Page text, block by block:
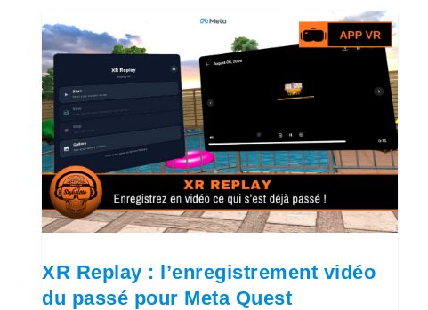
XR Replay : l’enregistrement vidéo
du passé pour Meta Quest